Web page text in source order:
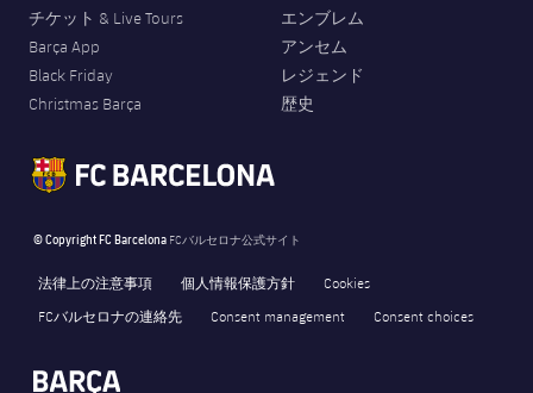
チケット & Live Tours
Barça App
Black Friday
Christmas Barça
エンブレム
アンセム
レジェンド
歴史
© Copyright FC Barcelona FCバルセロナ公式サイト
法律上の注意事項 個人情報保護方針
Cookies
FCバルセロナの連絡先
Consent management Consent choices